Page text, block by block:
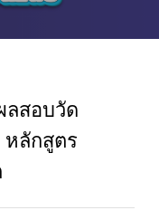
ลสอบวัด
ลักสูตร